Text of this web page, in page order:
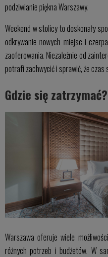
podziwianie piękna Warszawy.
Weekend w stolicy to doskonały
odkrywanie nowych miejsc i
zaoferowania. Niezależnie od
potrafi zachwycić i sprawić, że czas
Gdzie się zatrzymać?
Warszawa oferuje wiele
różnych potrzeb i budżetów. W